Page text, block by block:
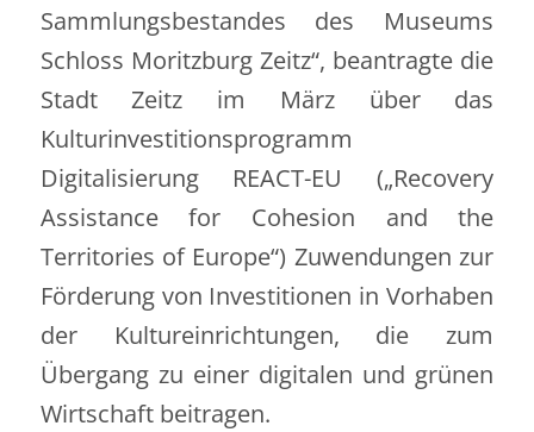
Sammlungsbestandes des Museums
Schloss Moritzburg Zeitz“, beantragte die
Stadt Zeitz im März über das
Kulturinvestitionsprogramm
Digitalisierung REACT-EU („Recovery
Assistance for Cohesion and the
Territories of Europe“) Zuwendungen zur
Förderung von Investitionen in Vorhaben
der Kultureinrichtungen, die zum
Übergang zu einer digitalen und grünen
Wirtschaft beitragen.